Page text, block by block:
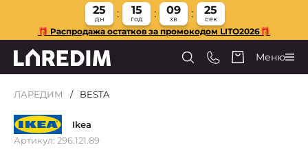
25
дн
15
год
09
хв
24
сек
🎁 Распродажа остатков за промокодом LITO2026🎁
Меню
ЛАРЕДИМ BESTA
Ikea
Артикул: 296.121.89